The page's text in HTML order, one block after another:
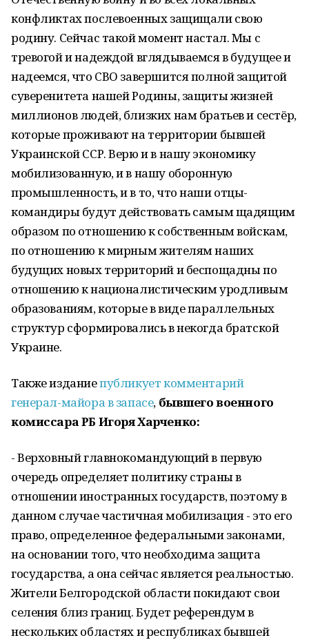
конфликтах послевоенных защищали свою
родину. Сейчас такой момент настал. Мы с
тревогой и надеждой вглядываемся в будущее и
надеемся, что СВО завершится полной защитой
суверенитета нашей Родины, защиты жизней
миллионов людей, близких нам братьев и сестёр,
которые проживают на территории бывшей
Украинской ССР. Верю и в нашу экономику
мобилизованную, и в нашу оборонную
промышленность, и в то, что наши отцы-
командиры будут действовать самым щадящим
образом по отношению к собственным войскам,
по отношению к мирным жителям наших
будущих новых территорий и беспощадны по
отношению к националистическим уродливым
образованиям, которые в виде параллельных
структур сформировались в некогда братской
Украине.
Также изданиепубликует комментарий
генерал-майора в запасе, бывшего военного
комиссара РБ Игоря Харченко:
- Верховный главнокомандующий в первую
очередь определяет политику страны в
отношении иностранных государств, поэтому в
данном случае частичная мобилизация - это его
право, определенное федеральными законами,
на основании того, что необходима защита
государства, а она сейчас является реальностью.
Жители Белгородской области покидают свои
селения близ границ. Будет референдум в
нескольких областях и республиках бывшей